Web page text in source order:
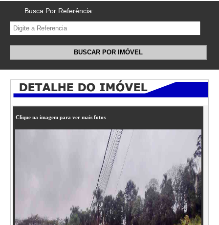
Busca Por Referência:
BUSCAR POR IMÓVEL
Clique na imagem para ver mais fotos